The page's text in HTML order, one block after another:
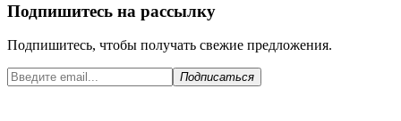
Подпишитесь на рассылку
Подпишитесь, чтобы получать свежие предложения.
Подписаться